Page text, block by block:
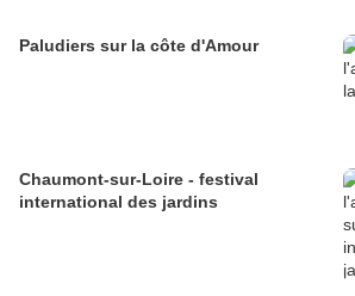
Paludiers sur la côte d'Amour
Chaumont-sur-Loire - festival
international des jardins